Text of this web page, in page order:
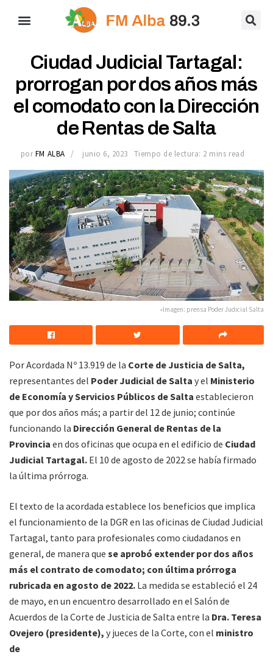
Ciudad Judicial Tartagal:
prorrogan por dos años más
el comodato con la Dirección
de Rentas de Salta
por FM ALBA junio 6, 2023 Tiempo de lectura: 2 mins read
»Imagen: prensa Poder Judicial Salta
Por Acordada Nº 13.919 de la Corte de Justicia de Salta,
representantes del Poder Judicial de Salta y el Ministerio
de Economía y Servicios Públicos de Salta establecieron
que por dos años más; a partir del 12 de junio; continúe
funcionando la Dirección General de Rentas de la
Provincia en dos oficinas que ocupa en el edificio de Ciudad
Judicial Tartagal. El 10 de agosto de 2022 se había firmado
la última prórroga.
El texto de la acordada establece los beneficios que implica
el funcionamiento de la DGR en las oficinas de Ciudad Judicial
Tartagal, tanto para profesionales como ciudadanos en
general, de manera que se aprobó extender por dos años
más el contrato de comodato; con última prórroga
rubricada en agosto de 2022. La medida se estableció el 24
de mayo, en un encuentro desarrollado en el Salón de
Acuerdos de la Corte de Justicia de Salta entre la Dra. Teresa
Ovejero (presidente), y jueces de la Corte, con el ministro
de